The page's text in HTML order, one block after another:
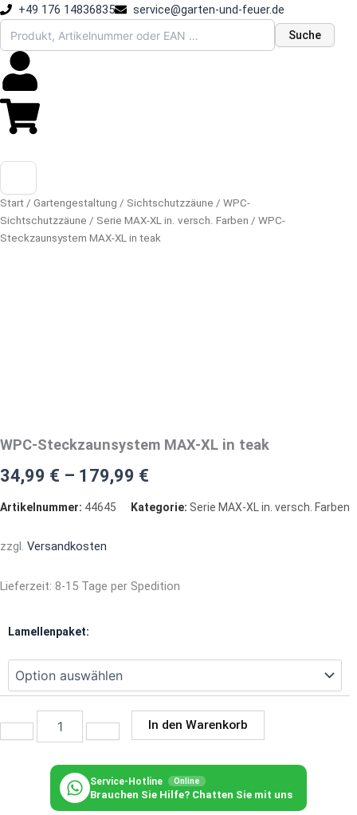
Zum
springen
+49 176 14836835 service@garten-und-feuer.de
Suche
Start / Gartengestaltung / Sichtschutzzäune / WPC-
Sichtschutzzäune / Serie MAX-XL in. versch. Farben / WPC-
Steckzaunsystem MAX-XL in teak
WPC-Steckzaunsystem MAX-XL in teak
34,99 € – 179,99 €
Artikelnummer: 44645 Kategorie: Serie MAX-XL in. versch. Farben
zzgl. Versandkosten
Lieferzeit: 8-15 Tage per Spedition
Lamellenpaket:
Steckzaunsystem
XL
Menge
In den Warenkorb
Service-Hotline Online
Brauchen Sie Hilfe? Chatten Sie mit uns